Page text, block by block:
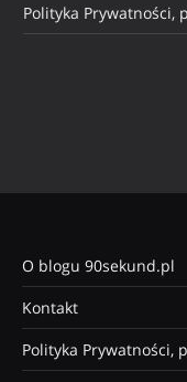
Polityka Prywatności,
O blogu 90sekund.pl
Kontakt
Polityka Prywatności,